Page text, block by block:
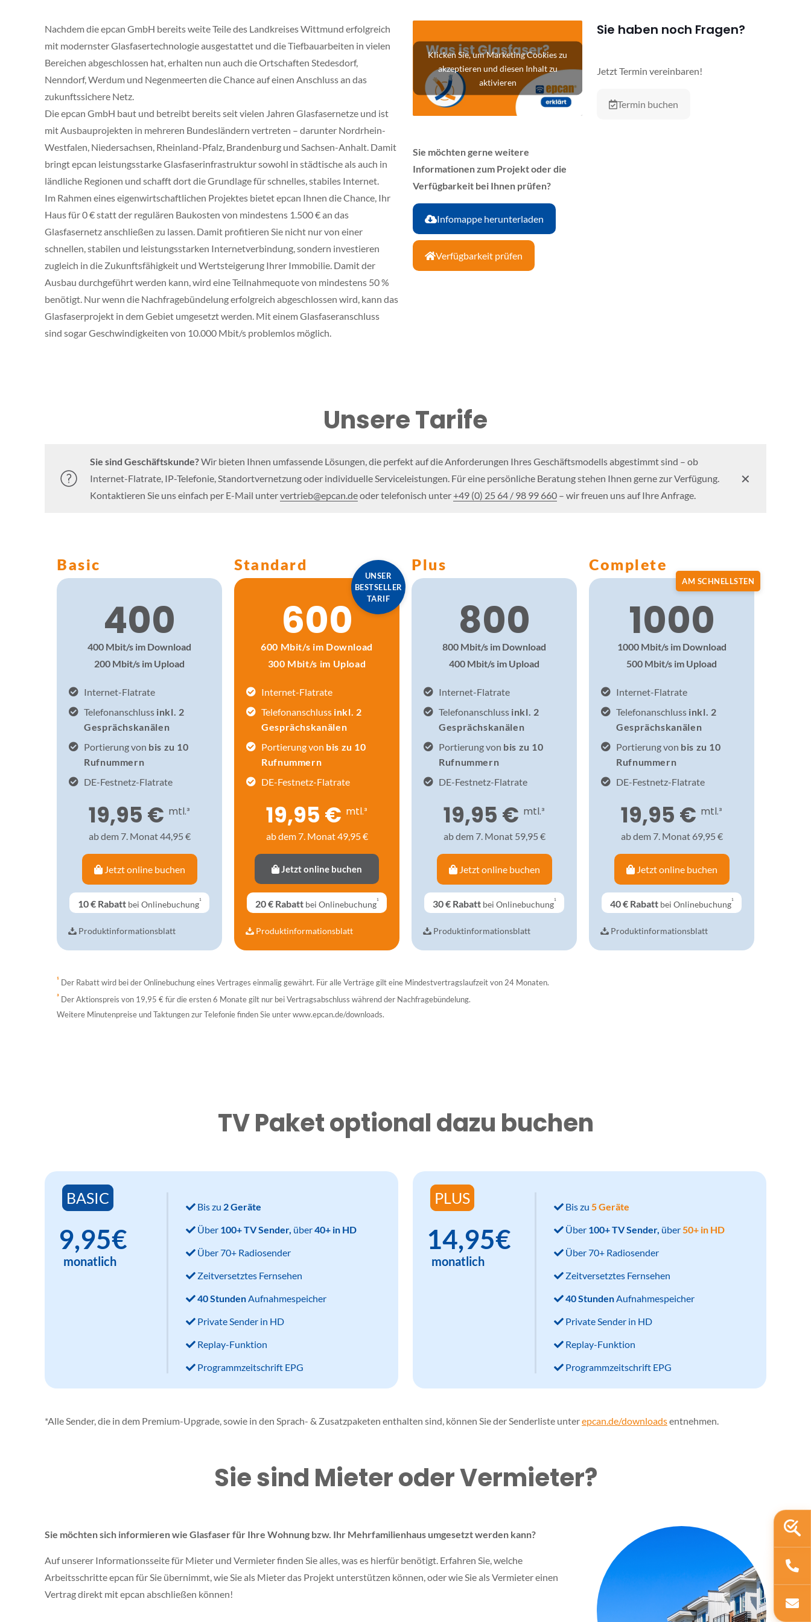
Nachdem die epcan GmbH bereits weite Teile des Landkreises Wittmund erfolgreich
mit modernster Glasfasertechnologie ausgestattet und die Tiefbauarbeiten in vielen
Bereichen abgeschlossen hat, erhalten nun auch die Ortschaften Stedesdorf,
Nenndorf, Werdum und Negenmeerten die Chance auf einen Anschluss an das
zukunftssichere Netz.
Die epcan GmbH baut und betreibt bereits seit vielen Jahren Glasfasernetze und ist
mit Ausbauprojekten in mehreren Bundesländern vertreten – darunter Nordrhein-
Westfalen, Niedersachsen, Rheinland-Pfalz, Brandenburg und Sachsen-Anhalt. Damit
bringt epcan leistungsstarke Glasfaserinfrastruktur sowohl in städtische als auch in
ländliche Regionen und schafft dort die Grundlage für schnelles, stabiles Internet.
Im Rahmen eines eigenwirtschaftlichen Projektes bietet epcan Ihnen die Chance, Ihr
Haus für 0 € statt der regulären Baukosten von mindestens 1.500 € an das
Glasfasernetz anschließen zu lassen. Damit profitieren Sie nicht nur von einer
schnellen, stabilen und leistungsstarken Internetverbindung, sondern investieren
zugleich in die Zukunftsfähigkeit und Wertsteigerung Ihrer Immobilie. Damit der
Ausbau durchgeführt werden kann, wird eine Teilnahmequote von mindestens 50 %
benötigt. Nur wenn die Nachfragebündelung erfolgreich abgeschlossen wird, kann das
Glasfaserprojekt in dem Gebiet umgesetzt werden. Mit einem Glasfaseranschluss
sind sogar Geschwindigkeiten von 10.000 Mbit/s problemlos möglich.
Klicken Sie, um Marketing Cookies zu
akzeptieren und diesen Inhalt zu
aktivieren
Sie haben noch Fragen?
Jetzt Termin vereinbaren!
Termin buchen
Sie möchten gerne weitere
Informationen zum Projekt oder die
Verfügbarkeit bei Ihnen prüfen?
Infomappe herunterladen
Verfügbarkeit prüfen
Unsere Tarife
Sie sind Geschäftskunde?Wir bieten Ihnen umfassende Lösungen, die perfekt auf die Anforderungen Ihres Geschäftsmodells abgestimmt sind – ob
Internet-Flatrate, IP-Telefonie, Standortvernetzung oder individuelle Serviceleistungen. Für eine persönliche Beratung stehen Ihnen gerne zur Verfügung.
Kontaktieren Sie uns einfach per E-Mail untervertrieb@epcan.deoder telefonisch unter+49 (0) 25 64 / 98 99 660 – wir freuen uns auf Ihre Anfrage.
✕
Basic
400
400 Mbit/s im Download
200 Mbit/s im Upload
Internet-Flatrate
Telefonanschluss inkl. 2
Gesprächskanälen
Portierung von bis zu 10
Rufnummern
DE-Festnetz-Flatrate
19,95 € mtl.³
ab dem 7. Monat 44,95 €
Jetzt online buchen
10 € Rabattbei Onlinebuchung¹
Produktinformationsblatt
Standard
UNSER
BESTSELLER
TARIF
600
600 Mbit/s im Download
300 Mbit/s im Upload
Internet-Flatrate
Telefonanschluss inkl. 2
Gesprächskanälen
Portierung von bis zu 10
Rufnummern
DE-Festnetz-Flatrate
19,95 € mtl.³
ab dem 7. Monat 49,95 €
Jetzt online buchen
20 € Rabattbei Onlinebuchung¹
Produktinformationsblatt
Plus
800
800 Mbit/s im Download
400 Mbit/s im Upload
Internet-Flatrate
Telefonanschluss inkl. 2
Gesprächskanälen
Portierung von bis zu 10
Rufnummern
DE-Festnetz-Flatrate
19,95 € mtl.³
ab dem 7. Monat 59,95 €
Jetzt online buchen
30 € Rabattbei Onlinebuchung¹
Produktinformationsblatt
Complete
AM SCHNELLSTEN
1000
1000 Mbit/s im Download
500 Mbit/s im Upload
Internet-Flatrate
Telefonanschluss inkl. 2
Gesprächskanälen
Portierung von bis zu 10
Rufnummern
DE-Festnetz-Flatrate
19,95 € mtl.³
ab dem 7. Monat 69,95 €
Jetzt online buchen
40 € Rabattbei Onlinebuchung¹
Produktinformationsblatt
¹ Der Rabatt wird bei der Onlinebuchung eines Vertrages einmalig gewährt. Für alle Verträge gilt eine Mindestvertragslaufzeit von 24 Monaten.
³ Der Aktionspreis von 19,95 € für die ersten 6 Monate gilt nur bei Vertragsabschluss während der Nachfragebündelung.
Weitere Minutenpreise und Taktungen zur Telefonie finden Sie unter www.epcan.de/downloads.
TV Paket optional dazu buchen
BASIC
9,95€
monatlich
Bis zu 2 Geräte
Über 100+ TV Sender, über40+ in HD
Über 70+ Radiosender
Zeitversetztes Fernsehen
40 StundenAufnahmespeicher
Private Sender in HD
Replay-Funktion
Programmzeitschrift EPG
PLUS
14,95€
monatlich
Bis zu5 Geräte
Über 100+ TV Sender, über50+ in HD
Über 70+ Radiosender
Zeitversetztes Fernsehen
40 StundenAufnahmespeicher
Private Sender in HD
Replay-Funktion
Programmzeitschrift EPG
*Alle Sender, die in dem Premium-Upgrade, sowie in den Sprach- & Zusatzpaketen enthalten sind, können Sie der Senderliste unterepcan.de/downloadsentnehmen.
Sie sind Mieter oder Vermieter?
Sie möchten sich informieren wie Glasfaser für Ihre Wohnung bzw. Ihr Mehrfamilienhaus umgesetzt werden kann?
Auf unserer Informationsseite für Mieter und Vermieter finden Sie alles, was es hierfür benötigt. Erfahren Sie, welche
Arbeitsschritte epcan für Sie übernimmt, wie Sie als Mieter das Projekt unterstützen können, oder wie Sie als Vermieter einen
Vertrag direkt mit epcan abschließen können!